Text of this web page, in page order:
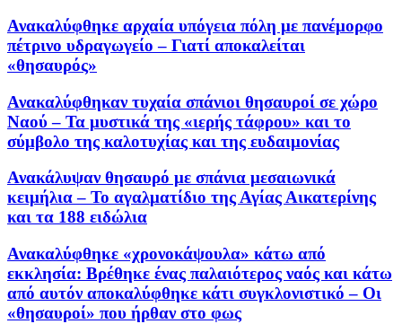
Ανακαλύφθηκε αρχαία υπόγεια πόλη με πανέμορφο
πέτρινο υδραγωγείο – Γιατί αποκαλείται
«θησαυρός»
Ανακαλύφθηκαν τυχαία σπάνιοι θησαυροί σε χώρο
Ναού – Τα μυστικά της «ιερής τάφρου» και το
σύμβολο της καλοτυχίας και της ευδαιμονίας
Ανακάλυψαν θησαυρό με σπάνια μεσαιωνικά
κειμήλια – Το αγαλματίδιο της Αγίας Αικατερίνης
και τα 188 ειδώλια
Ανακαλύφθηκε «χρονοκάψουλα» κάτω από
εκκλησία: Βρέθηκε ένας παλαιότερος ναός και κάτω
από αυτόν αποκαλύφθηκε κάτι συγκλονιστικό – Οι
«θησαυροί» που ήρθαν στο φως